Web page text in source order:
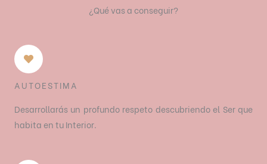
¿Qué vas a conseguir?
AUTOESTIMA
Desarrollarás un profundo respeto descubriendo el Ser que
habita en tu Interior.